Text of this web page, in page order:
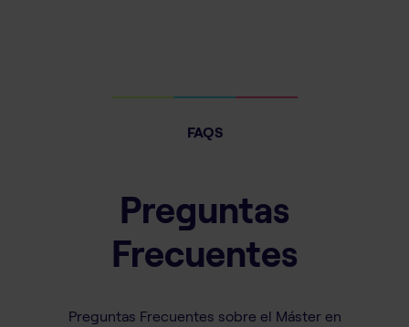
FAQS
Preguntas
Frecuentes
Preguntas Frecuentes sobre el Máster en